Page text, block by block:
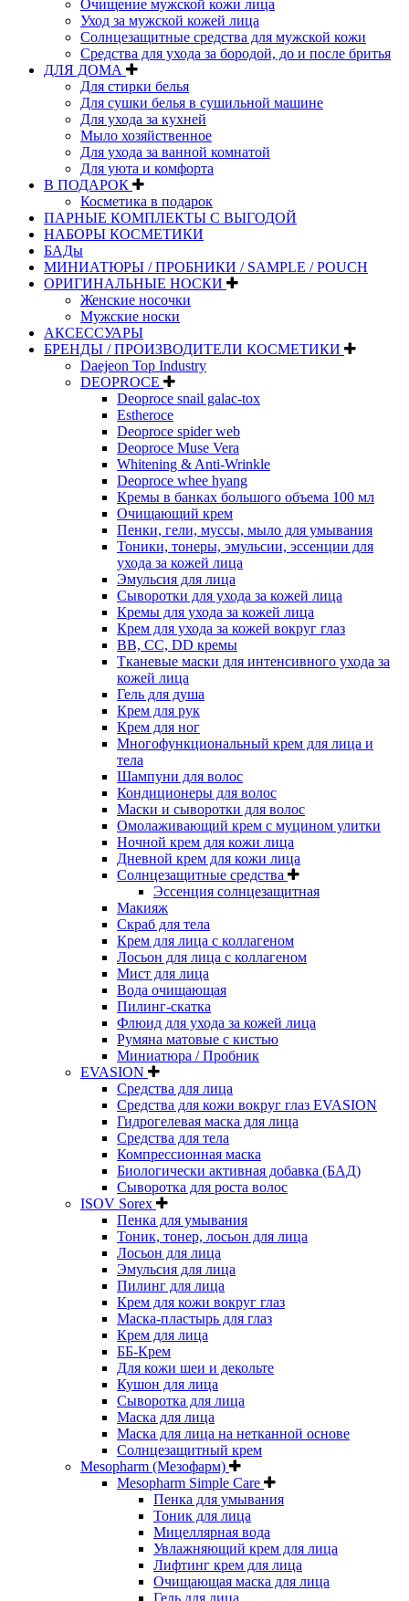
Очищение мужской кожи лица
Уход за мужской кожей лица
Солнцезащитные средства для мужской кожи
Средства для ухода за бородой, до и после бритья
ДЛЯ ДОМА
Для стирки белья
Для сушки белья в сушильной машине
Для ухода за кухней
Мыло хозяйственное
Для ухода за ванной комнатой
Для уюта и комфорта
В ПОДАРОК
Косметика в подарок
ПАРНЫЕ КОМПЛЕКТЫ С ВЫГОДОЙ
НАБОРЫ КОСМЕТИКИ
БАДы
МИНИАТЮРЫ / ПРОБНИКИ / SAMPLE / POUCH
ОРИГИНАЛЬНЫЕ НОСКИ
Женские носочки
Мужские носки
АКСЕССУАРЫ
БРЕНДЫ / ПРОИЗВОДИТЕЛИ КОСМЕТИКИ
Daejeon Top Industry
DEOPROCE
Deoproce snail galac-tox
Estheroce
Deoproce spider web
Deoproce Muse Vera
Whitening & Anti-Wrinkle
Deoproce whee hyang
Кремы в банках большого объема 100 мл
Очищающий крем
Пенки, гели, муссы, мыло для умывания
Тоники, тонеры, эмульсии, эссенции для
ухода за кожей лица
Эмульсия для лица
Сыворотки для ухода за кожей лица
Кремы для ухода за кожей лица
Крем для ухода за кожей вокруг глаз
BB, CC, DD кремы
Тканевые маски для интенсивного ухода за
кожей лица
Гель для душа
Крем для рук
Крем для ног
Многофункциональный крем для лица и
тела
Шампуни для волос
Кондиционеры для волос
Маски и сыворотки для волос
Омолаживающий крем с муцином улитки
Ночной крем для кожи лица
Дневной крем для кожи лица
Солнцезащитные средства
Эссенция солнцезащитная
Макияж
Скраб для тела
Крем для лица с коллагеном
Лосьон для лица с коллагеном
Мист для лица
Вода очищающая
Пилинг-скатка
Флюид для ухода за кожей лица
Румяна матовые с кистью
Миниатюра / Пробник
EVASION
Средства для лица
Средства для кожи вокруг глаз EVASION
Гидрогелевая маска для лица
Средства для тела
Компрессионная маска
Биологически активная добавка (БАД)
Сыворотка для роста волос
ISOV Sorex
Пенка для умывания
Тоник, тонер, лосьон для лица
Лосьон для лица
Эмульсия для лица
Пилинг для лица
Крем для кожи вокруг глаз
Маска-пластырь для глаз
Крем для лица
ББ-Крем
Для кожи шеи и декольте
Кушон для лица
Сыворотка для лица
Маска для лица
Маска для лица на нетканной основе
Солнцезащитный крем
Mesopharm (Мезофарм)
Mesopharm Simple Care
Пенка для умывания
Тоник для лица
Мицеллярная вода
Увлажняющий крем для лица
Лифтинг крем для лица
Очищающая маска для лица
Гель для лица